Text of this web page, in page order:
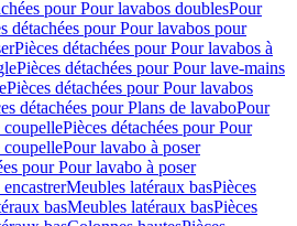
pour Pour lavabos doublesPour
détachées pour Pour lavabos pour
Pièces détachées pour Pour lavabos à
Pièces détachées pour Pour lave-mains
Pièces détachées pour Pour lavabos
détachées pour Plans de lavaboPour
coupellePièces détachées pour Pour
coupellePour lavabo à poser
pour Pour lavabo à poser
Meubles latéraux basPièces
basMeubles latéraux basPièces